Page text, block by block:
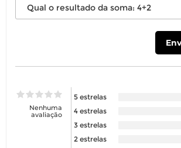
Nenhuma
avaliação
5 estrelas
4 estrelas
3 estrelas
2 estrelas